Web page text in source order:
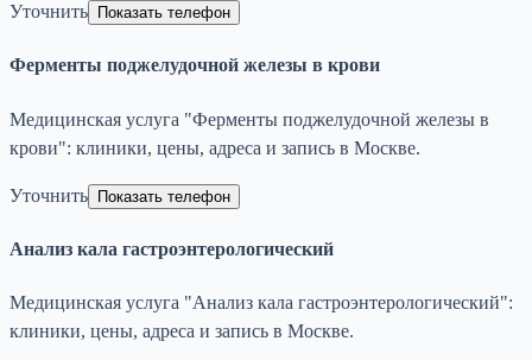
Уточнить Показать телефон
Ферменты поджелудочной железы в крови
Медицинская услуга "Ферменты поджелудочной железы в
крови": клиники, цены, адреса и запись в Москве.
Уточнить Показать телефон
Анализ кала гастроэнтерологический
Медицинская услуга "Анализ кала гастроэнтерологический":
клиники, цены, адреса и запись в Москве.